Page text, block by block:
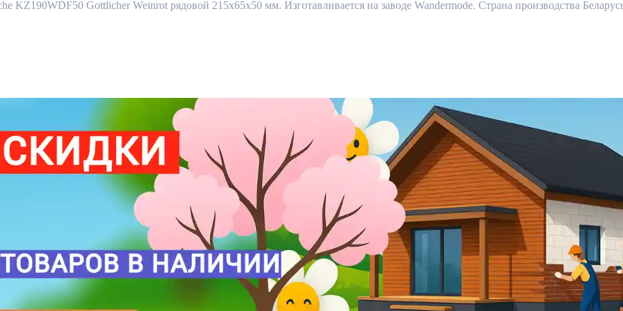
KZ190WDF50 Gottlicher Weinrot рядовой 215x65x50 мм. Изготавливается на заводе Wandermode. Страна производства